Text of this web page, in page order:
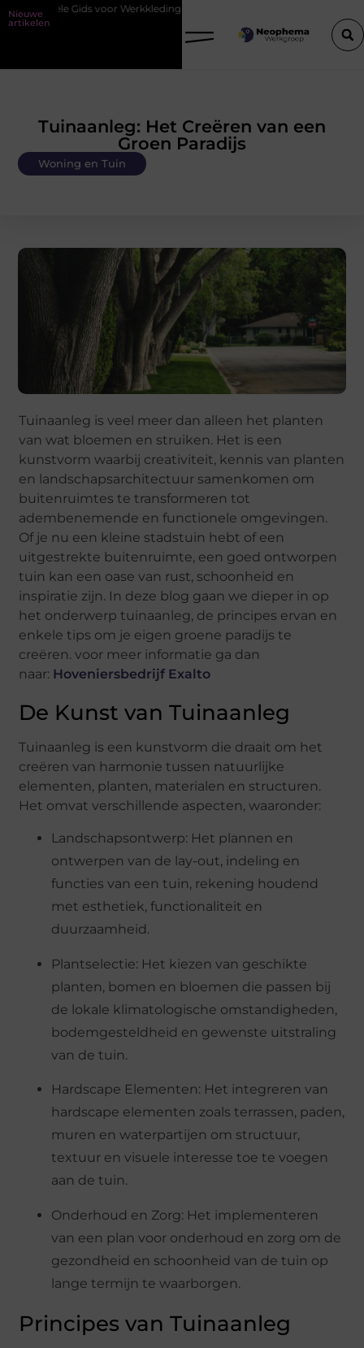
Nieuwe
artikelen
voor Werkkleding in Purmerend
Tuinaanleg: Het Creëren van een
Groen Paradijs
Woning en Tuin
Tuinaanleg is veel meer dan alleen het planten
van wat bloemen en struiken. Het is een
kunstvorm waarbij creativiteit, kennis van planten
en landschapsarchitectuur samenkomen om
buitenruimtes te transformeren tot
adembenemende en functionele omgevingen.
Of je nu een kleine stadstuin hebt of een
uitgestrekte buitenruimte, een goed ontworpen
tuin kan een oase van rust, schoonheid en
inspiratie zijn. In deze blog gaan we dieper in op
het onderwerp tuinaanleg, de principes ervan en
enkele tips om je eigen groene paradijs te
creëren. voor meer informatie ga dan
naar: Hoveniersbedrijf Exalto
De Kunst van Tuinaanleg
Tuinaanleg is een kunstvorm die draait om het
creëren van harmonie tussen natuurlijke
elementen, planten, materialen en structuren.
Het omvat verschillende aspecten, waaronder:
Landschapsontwerp: Het plannen en
ontwerpen van de lay-out, indeling en
functies van een tuin, rekening houdend
met esthetiek, functionaliteit en
duurzaamheid.
Plantselectie: Het kiezen van geschikte
planten, bomen en bloemen die passen bij
de lokale klimatologische omstandigheden,
bodemgesteldheid en gewenste uitstraling
van de tuin.
Hardscape Elementen: Het integreren van
hardscape elementen zoals terrassen, paden,
muren en waterpartijen om structuur,
textuur en visuele interesse toe te voegen
aan de tuin.
Onderhoud en Zorg: Het implementeren
van een plan voor onderhoud en zorg om de
gezondheid en schoonheid van de tuin op
lange termijn te waarborgen.
Principes van Tuinaanleg